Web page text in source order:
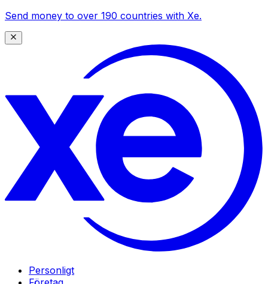
Send money to over 190 countries with Xe.
Personligt